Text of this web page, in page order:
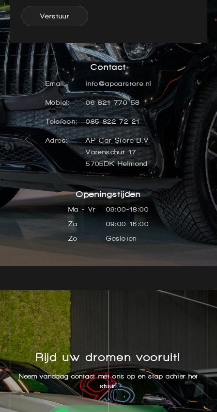
Verstuur
Contact
Email: info@apcarstore.nl
Mobiel: 06 821 770 58
Telefoon: 085 822 72 21
Adres:
AP Car Store B.V.
Varenschut 17
5705DK Helmond
Openingstijden
Ma - Vr
09:00-18:00
Za
09:00-16:00
Zo
Gesloten
Rijd uw dromen vooruit!
Neem vandaag contact met ons op en stap achter het
stuur!